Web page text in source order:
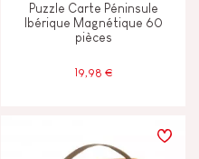
Puzzle Carte Péninsule
Ibérique Magnétique 60
pièces
19,98 €